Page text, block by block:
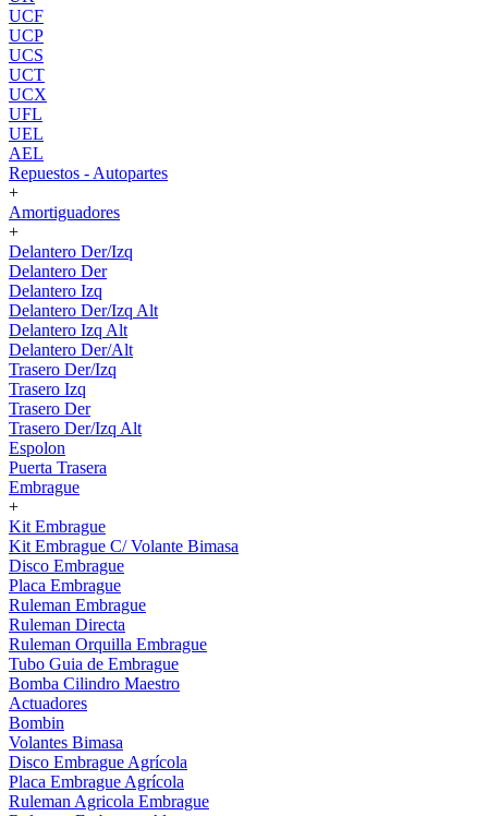
UCF
UCP
UCS
UCT
UCX
UFL
UEL
AEL
Repuestos - Autopartes
+
Amortiguadores
+
Delantero Der/Izq
Delantero Der
Delantero Izq
Delantero Der/Izq Alt
Delantero Izq Alt
Delantero Der/Alt
Trasero Der/Izq
Trasero Izq
Trasero Der
Trasero Der/Izq Alt
Espolon
Puerta Trasera
Embrague
+
Kit Embrague
Kit Embrague C/ Volante Bimasa
Disco Embrague
Placa Embrague
Ruleman Embrague
Ruleman Directa
Ruleman Orquilla Embrague
Tubo Guia de Embrague
Bomba Cilindro Maestro
Actuadores
Bombin
Volantes Bimasa
Disco Embrague Agrícola
Placa Embrague Agrícola
Ruleman Agricola Embrague